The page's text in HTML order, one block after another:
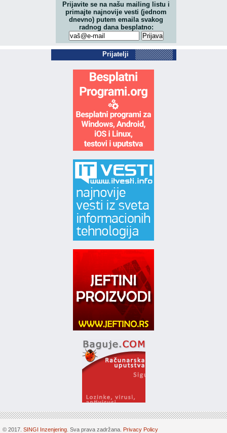
Prijavite se na našu mailing listu i
primajte najnovije vesti (jednom
dnevno) putem emaila svakog
radnog dana besplatno:
Prijatelji
© 2017. SINGI Inzenjering . Sva prava zadržana. Privacy Policy